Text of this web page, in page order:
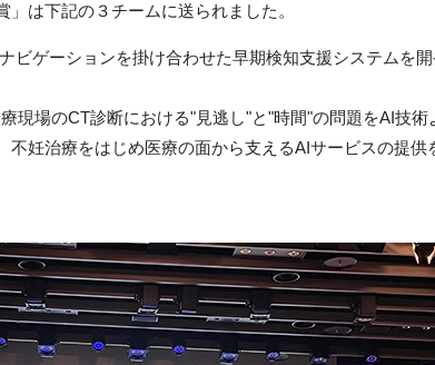
は下記の３チームに送られました。
ビゲーションを掛け合わせた早期検知支援システムを
現場のCT診断における"見逃し"と"時間"の問題をAI技術
不妊治療をはじめ医療の面から支えるAIサービスの提供